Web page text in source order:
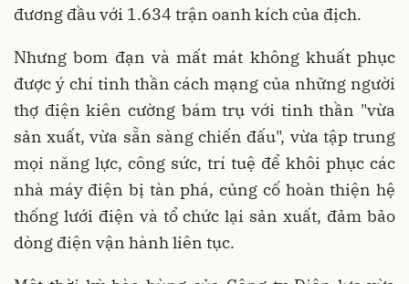
đương đầu với 1.634 trận oanh kích của địch.
Nhưng bom đạn và mất mát không khuất phục
được ý chí tinh thần cách mạng của những người
thợ điện kiên cường bám trụ với tinh thần "vừa
sản xuất, vừa sẵn sàng chiến đấu", vừa tập trung
mọi năng lực, công sức, trí tuệ để khôi phục các
nhà máy điện bị tàn phá, củng cố hoàn thiện hệ
thống lưới điện và tổ chức lại sản xuất, đảm bảo
dòng điện vận hành liên tục.